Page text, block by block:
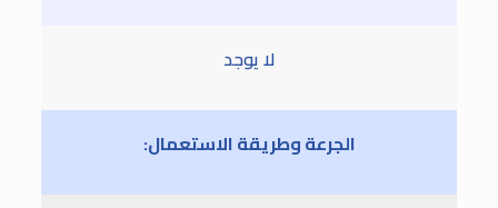
لا يوجد
الجرعة وطريقة الاستعمال: